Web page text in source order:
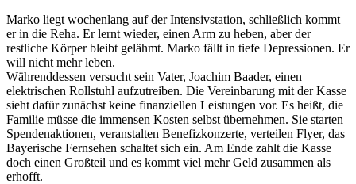
Marko liegt wochenlang auf der Intensivstation, schließlich kommt
er in die Reha. Er lernt wieder, einen Arm zu heben, aber der
restliche Körper bleibt gelähmt. Marko fällt in tiefe Depressionen. Er
will nicht mehr leben.
Währenddessen versucht sein Vater, Joachim Baader, einen
elektrischen Rollstuhl aufzutreiben. Die Vereinbarung mit der Kasse
sieht dafür zunächst keine finanziellen Leistungen vor. Es heißt, die
Familie müsse die immensen Kosten selbst übernehmen. Sie starten
Spendenaktionen, veranstalten Benefizkonzerte, verteilen Flyer, das
Bayerische Fernsehen schaltet sich ein. Am Ende zahlt die Kasse
doch einen Großteil und es kommt viel mehr Geld zusammen als
erhofft.